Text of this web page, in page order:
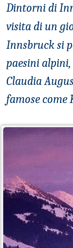
Dintorni di
visita di un
Innsbruck si
paesini
Claudia
famose come